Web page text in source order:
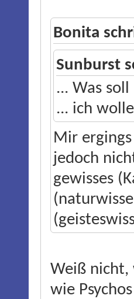
Bonita
Sunburst
... Was
... ich
Mir
jedoch
gewisses
Weiß nicht,
wie